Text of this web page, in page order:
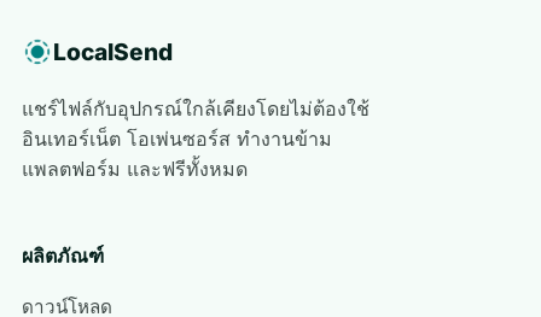
LocalSend
แชร์ไฟล์กับอุปกรณ์ใกล้เคียงโดยไม่ต้องใช้
อินเทอร์เน็ต โอเพ่นซอร์ส ทำงานข้าม
แพลตฟอร์ม และฟรีทั้งหมด
ผลิตภัณฑ์
ดาวน์โหลด